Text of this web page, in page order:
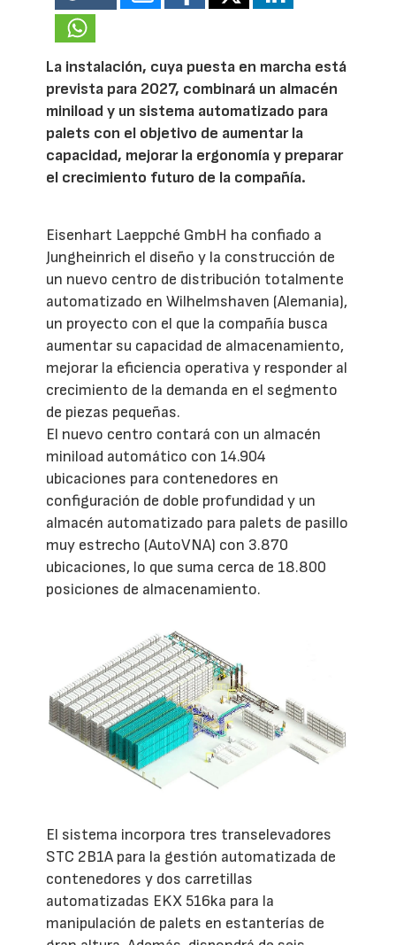
La instalación, cuya puesta en marcha está
prevista para 2027, combinará un almacén
miniload y un sistema automatizado para
palets con el objetivo de aumentar la
capacidad, mejorar la ergonomía y preparar
el crecimiento futuro de la compañía.
Eisenhart Laeppché GmbH ha confiado a
Jungheinrich el diseño y la construcción de
un nuevo centro de distribución totalmente
automatizado en Wilhelmshaven (Alemania),
un proyecto con el que la compañía busca
aumentar su capacidad de almacenamiento,
mejorar la eficiencia operativa y responder al
crecimiento de la demanda en el segmento
de piezas pequeñas.
El nuevo centro contará con un almacén
miniload automático con 14.904
ubicaciones para contenedores en
configuración de doble profundidad y un
almacén automatizado para palets de pasillo
muy estrecho (AutoVNA) con 3.870
ubicaciones, lo que suma cerca de 18.800
posiciones de almacenamiento.
El sistema incorpora tres transelevadores
STC 2B1A para la gestión automatizada de
contenedores y dos carretillas
automatizadas EKX 516ka para la
manipulación de palets en estanterías de